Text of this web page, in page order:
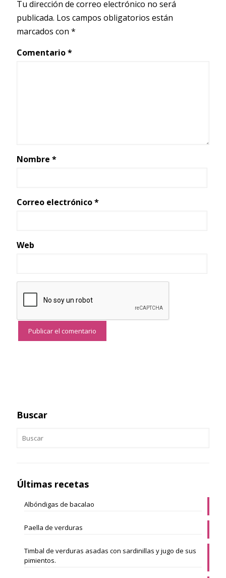
Tu dirección de correo electrónico no será
publicada. Los campos obligatorios están
marcados con *
Comentario*
Nombre *
Correo electrónico*
Web
Buscar
Últimas recetas
Albóndigas de bacalao
Paella de verduras
Timbal de verduras asadas con sardinillas y jugo de sus
pimientos.